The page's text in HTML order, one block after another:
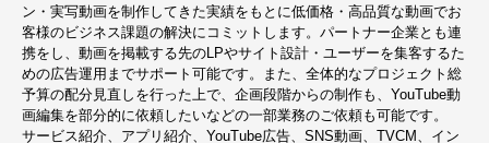
ン・実写動画を制作してきた実績をもとに低価格・高品質な動画でお
客様のビジネス課題の解決にコミットします。パートナー企業とも連
携をし、動画を掲載する先のLPやサイト設計・ユーザーを集客するた
めの広告運用までサポート可能です。また、全体的なプロジェクト総
予算の配分見直しを行った上で、企画段階からの制作も、YouTube動
画編集を部分的に依頼したいなどの一部業務のご依頼も可能です。
サービス紹介、アプリ紹介、YouTube広告、SNS動画、TVCM、イン